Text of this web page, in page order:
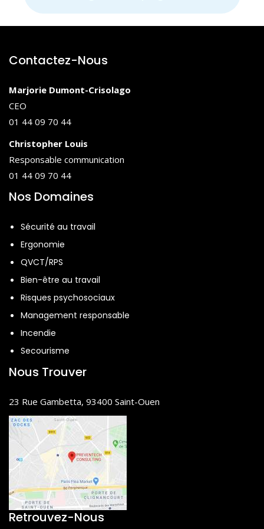
impact sur la santé, la vie professionnelle et
d’adaptation, la spirale du stress, les TCCE
comportementales), la respiration, la
La gestion du stress 2 : Le coping ou
ajustement au stress, la restructuration
automatiques, l’interprétation, les
(cause, réaction, stratégie développée,
efficacité)
Contactez-Nous
Marjorie Dumont-Crisolago
CEO
01 44 09 70 44
Christopher Louis
Responsable communication
01 44 09 70 44
Nos Domaines
Sécurité au travail
Ergonomie
QVCT/RPS
Bien-être au travail
Risques psychosociaux
Management responsable
Incendie
Secourisme
Nous Trouver
23 Rue Gambetta, 93400 Saint-Ouen
Retrouvez-Nous